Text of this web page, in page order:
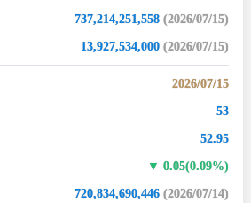
737,214,251,558 (2026/07/15)
13,927,534,000 (2026/07/15)
2026/07/15
53
52.95
0.05(0.09%)
720,834,690,446 (2026/07/14)